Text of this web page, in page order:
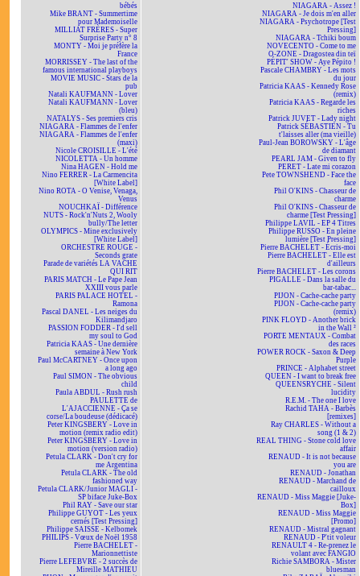
bébés
Mike BRANT - Summertime
pour Mademoiselle
MILLIAT FRÈRES - Super
Surprise Party n° 8
MONTY - Moi je préfère la
France
MORRISSEY - The last of the
famous international playboys
MOVIE MUSIC - Stars de la
pub
Natali KAUFMANN - Lover
Natali KAUFMANN - Lover
(bleu)
NATALYS - Ses premiers cris
NIAGARA - Flammes de l'enfer
NIAGARA - Flammes de l'enfer
(maxi)
Nicole CROISILLE - L'été
NICOLETTA - Un homme
Nina HAGEN - Hold me
Nino FERRER - La Carmencita
[White Label]
Nino ROTA - O Venise, Venaga,
Venus
NOUCHKAÏ - Différence
NUTS - Rock'n'Nuts 2, Wooly
bully/The letter
OLYMPICS - Mine exclusively
[White Label]
ORCHESTRE ROUGE -
Seconds grate
Parade de variétés LA VACHE
QUI RIT
PARIS MATCH - Le Pape Jean
XXIII vous parle
PARIS PALACE HOTEL -
Ramona
Pascal DANEL - Les neiges du
Kilimandjaro
PASSION FODDER - I'd sell
my soul to God
Patricia KAAS - Une dernière
semaine à New York
Paul McCARTNEY - Once upon
a long ago
Paul SIMON - The obvious
child
Paula ABDUL - Rush rush
PAULETTE de
L'AJACCIENNE - Ça se
corse/La boudeuse (dédicacé)
Peter KINGSBERY - Love in
motion (remix radio edit)
Peter KINGSBERY - Love in
motion (version radio)
Petula CLARK - Don't cry for
me Argentina
Petula CLARK - The old
fashioned way
Petula CLARK/Junior MAGLI -
SP biface Juke-Box
Phil RAY - Save our star
Philippe GUYOT - Les yeux
cernés [Test Pressing]
Philippe SAISSE - Kelbomek
PHILIPS - Vœux de Noël 1958
Pierre BACHELET -
Marionnettiste
Pierre LEFEBVRE - 2 succès de
Mireille MATHIEU
NIAGARA - Assez !
NIAGARA - Je dois m'en aller
NIAGARA - Psychotrope [Test
Pressing]
NIAGARA - Tchiki boum
NOVECENTO - Come to me
O-ZONE - Dragostea din teï
PÉPIT' SHOW - Aye Pépito !
Pascale CHAMBRY - Les mots
du jour
Patricia KAAS - Kennedy Rose
(remix)
Patricia KAAS - Regarde les
riches
Patrick JUVET - Lady night
Patrick SÉBASTIEN - Tu
t'laisses aller (ma vieille)
Paul-Jean BOROWSKY - L'âge
de diamant
PEARL JAM - Given to fly
PERET - Late mi corazon
Pete TOWNSHEND - Face the
face
Phil O'KINS - Chasseur de
charme
Phil O'KINS - Chasseur de
charme [Test Pressing]
Philippe LAVIL - EP 4 Titres
Philippe RUSSO - En pleine
lumière [Test Pressing]
Pierre BACHELET - Écris-moi
Pierre BACHELET - Elle est
d'ailleurs
Pierre BACHELET - Les corons
PIGALLE - Dans la salle du
bar-tabac...
PIJON - Cache-cache party
PIJON - Cache-cache party
(remix)
PINK FLOYD - Another brick
in the Wall ²
PORTE MENTAUX - Combat
des races
POWER ROCK - Saxon & Deep
Purple
PRINCE - Alphabet street
QUEEN - I want to break free
QUEENSRYCHE - Silent
lucidity
R.E.M. - The one I love
Rachid TAHA - Barbès
[remixes]
Ray CHARLES - Without a
song (1 & 2)
REAL THING - Stone cold love
affair
RENAUD - It is not because
you are
RENAUD - Jonathan
RENAUD - Marchand de
cailloux
RENAUD - Miss Maggie [Juke-
Box]
RENAUD - Miss Maggie
[Promo]
RENAUD - Mistral gagnant
RENAUD - P'tit voleur
RENAULT 4 - Re-prenez le
volant avec FANGIO
Richie SAMBORA - Mister
bluesman